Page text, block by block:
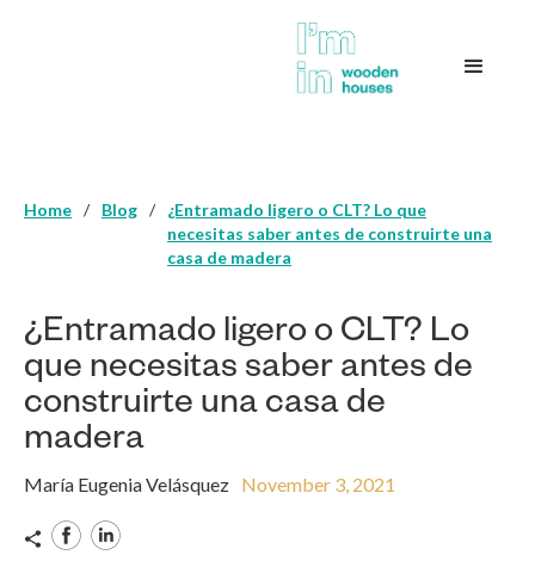
Home / Blog /
¿Entramado ligero o CLT? Lo que
necesitas saber antes de construirte una
casa de madera
¿Entramado ligero o CLT? Lo
que necesitas saber antes de
construirte una casa de
madera
María Eugenia Velásquez November 3, 2021